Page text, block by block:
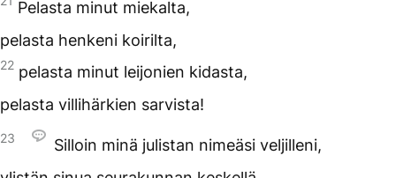
Pelasta minut miekalta,
pelasta henkeni koirilta,
22 pelasta minut leijonien kidasta,
pelasta villihärkien sarvista!
23
Silloin minä julistan nimeäsi veljilleni,